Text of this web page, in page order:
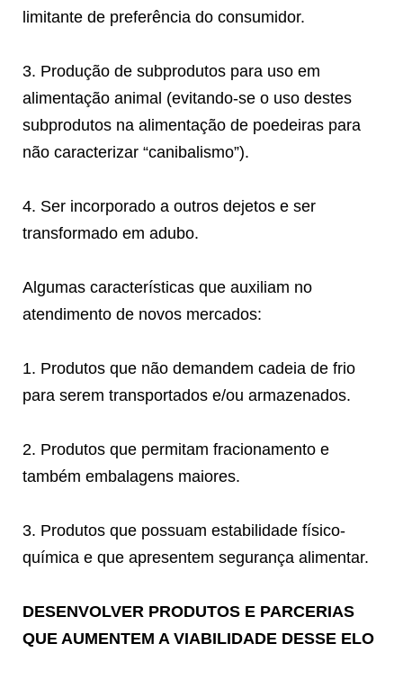
limitante de preferência do consumidor.
3. Produção de subprodutos para uso em
alimentação animal (evitando-se o uso destes
subprodutos na alimentação de poedeiras para
não caracterizar “canibalismo”).
4. Ser incorporado a outros dejetos e ser
transformado em adubo.
Algumas características que auxiliam no
atendimento de novos mercados:
1. Produtos que não demandem cadeia de frio
para serem transportados e/ou armazenados.
2. Produtos que permitam fracionamento e
também embalagens maiores.
3. Produtos que possuam estabilidade físico-
química e que apresentem segurança alimentar.
DESENVOLVER PRODUTOS E PARCERIAS
QUE AUMENTEM A VIABILIDADE DESSE ELO